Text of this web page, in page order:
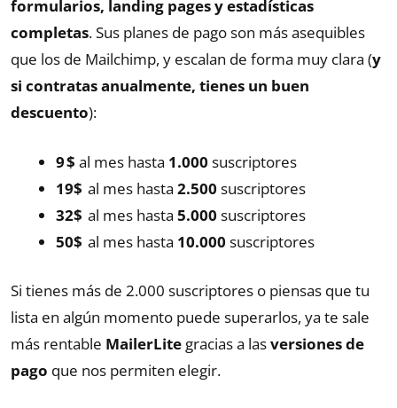
formularios, landing pages y estadísticas
completas. Sus planes de pago son más asequibles
que los de Mailchimp, y escalan de forma muy clara (y
si contratas anualmente, tienes un buen
descuento):
9 $ al mes hasta 1.000 suscriptores
19$ al mes hasta 2.500 suscriptores
32$ al mes hasta 5.000 suscriptores
50$ al mes hasta 10.000 suscriptores
Si tienes más de 2.000 suscriptores o piensas que tu
lista en algún momento puede superarlos, ya te sale
más rentable MailerLite gracias a lasversiones de
pago que nos permiten elegir.